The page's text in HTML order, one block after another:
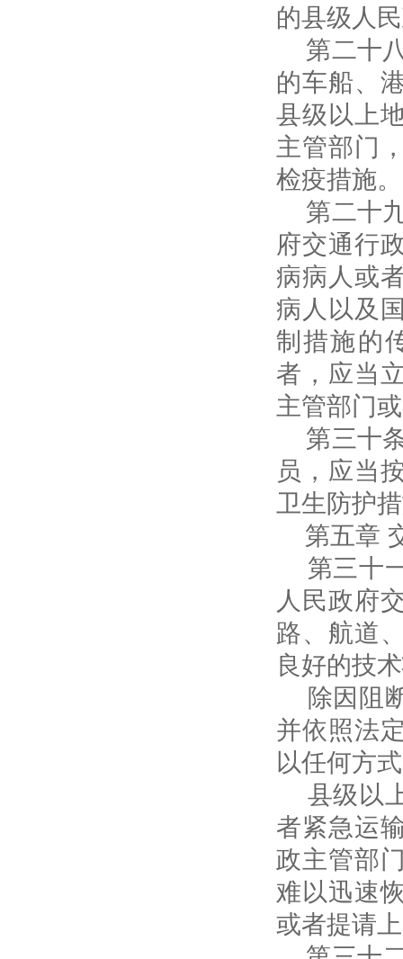
的县级人
第二十
的车船、
县级以上
主管部门
检疫措施。
第二十
府交通行
病病人或
病人以及
制措施的
者，应当
主管部门
第三十
员，应当
卫生防护
第五章
第三十
人民政府
路、航道
良好的技
除因阻
并依照法
以任何方
县级以
者紧急运
政主管部
难以迅速
或者提请